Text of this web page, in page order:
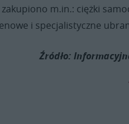
m.in.: ciężki
i specjalistyczne
Źródło: